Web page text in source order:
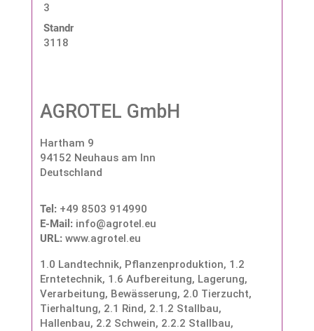
3
Standnummer:
3118
AGROTEL GmbH
Hartham 9
94152 Neuhaus am Inn
Deutschland
Tel: +49 8503 914990
E-Mail: info@agrotel.eu
URL:www.agrotel.eu
1.0 Landtechnik, Pflanzenproduktion, 1.2
Erntetechnik, 1.6 Aufbereitung, Lagerung,
Verarbeitung, Bewässerung, 2.0 Tierzucht,
Tierhaltung, 2.1 Rind, 2.1.2 Stallbau,
Hallenbau, 2.2 Schwein, 2.2.2 Stallbau,